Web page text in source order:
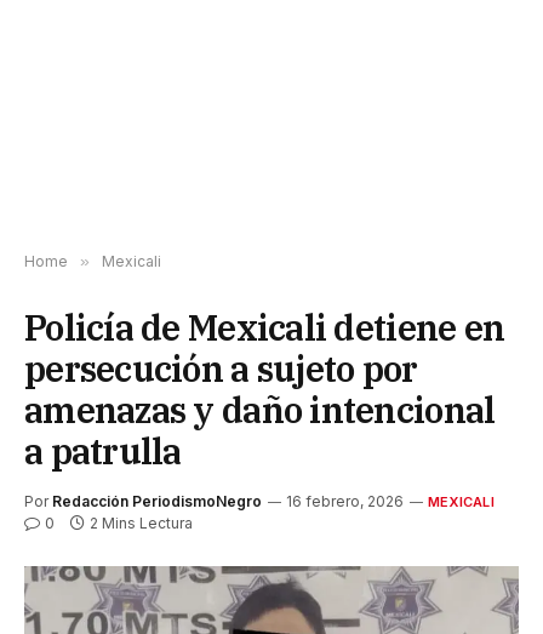
Home » Mexicali
Policía de Mexicali detiene en
persecución a sujeto por
amenazas y daño intencional
a patrulla
Por Redacción PeriodismoNegro 16 febrero, 2026 MEXICALI
0 2 Mins Lectura